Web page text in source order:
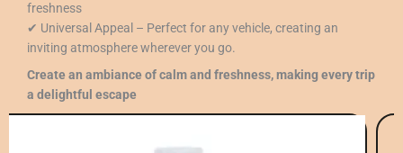
freshness
✔ Universal Appeal – Perfect for any vehicle, creating an
inviting atmosphere wherever you go.
Create an ambiance of calm and freshness, making every trip
a delightful escape